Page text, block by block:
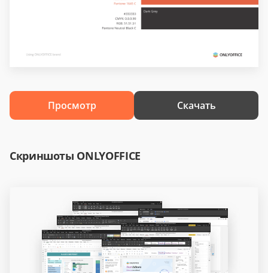
Просмотр Скачать
Скриншоты ONLYOFFICE